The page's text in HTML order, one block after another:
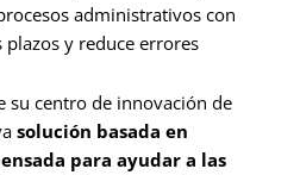
administrativos con
y reduce errores
su centro de innovación de
solución basada en
para ayudar a las